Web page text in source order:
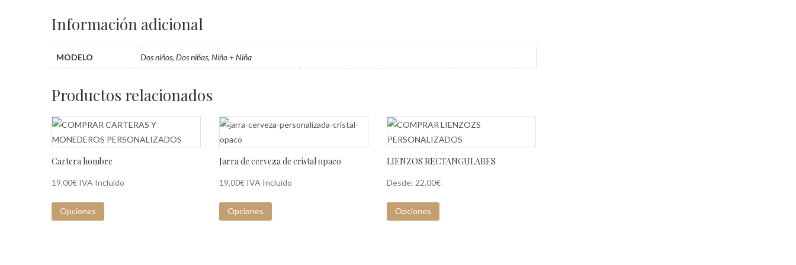
Información adicional
MODELO Dos niños, Dos niñas, Niño + Niña
Productos relacionados
Cartera hombre
19,00€ IVA Incluido
Opciones
Jarra de cerveza de cristal opaco
19,00€ IVA Incluido
Opciones
LIENZOS RECTANGULARES
Desde: 22,00€
Opciones